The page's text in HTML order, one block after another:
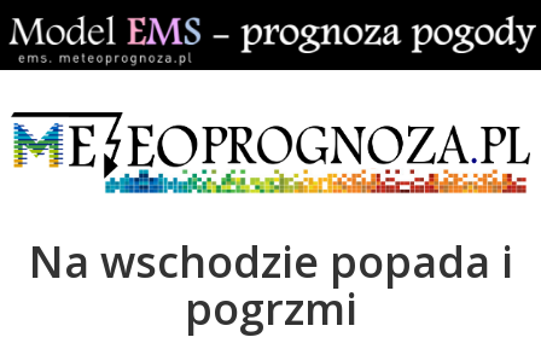
Na wschodzie popada i
pogrzmi